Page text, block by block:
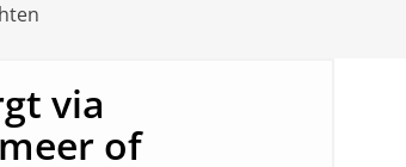
via
of